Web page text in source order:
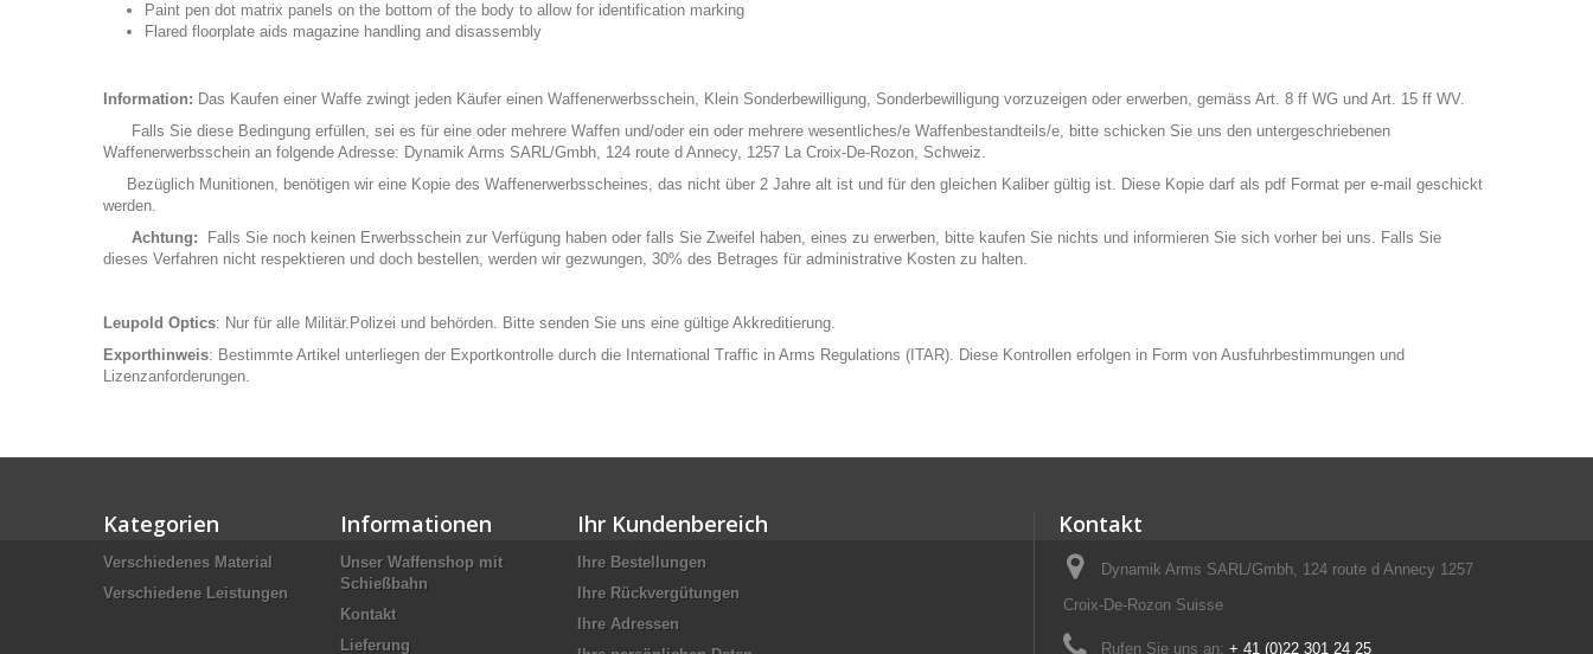
Paint pen dot matrix panels on the bottom of the body to allow for identification marking
Flared floorplate aids magazine handling and disassembly
Information: Das Kaufen einer Waffe zwingt jeden Käufer einen Waffenerwerbsschein, Klein Sonderbewilligung, Sonderbewilligung vorzuzeigen oder erwerben, gemäss Art. 8 ff WG und Art. 15 ff WV.
Falls Sie diese Bedingung erfüllen, sei es für eine oder mehrere Waffen und/oder ein oder mehrere wesentliches/e Waffenbestandteils/e, bitte schicken Sie uns den untergeschriebenen
Waffenerwerbsschein an folgende Adresse: Dynamik Arms SARL/Gmbh, 124 route d Annecy, 1257 La Croix-De-Rozon, Schweiz.
Bezüglich Munitionen, benötigen wir eine Kopie des Waffenerwerbsscheines, das nicht über 2 Jahre alt ist und für den gleichen Kaliber gültig ist. Diese Kopie darf als pdf Format per e-mail geschickt
werden.
Achtung: Falls Sie noch keinen Erwerbsschein zur Verfügung haben oder falls Sie Zweifel haben, eines zu erwerben, bitte kaufen Sie nichts und informieren Sie sich vorher bei uns. Falls Sie
dieses Verfahren nicht respektieren und doch bestellen, werden wir gezwungen, 30% des Betrages für administrative Kosten zu halten.
Leupold Optics: Nur für alle Militär.Polizei und behörden. Bitte senden Sie uns eine gültige Akkreditierung.
Exporthinweis: Bestimmte Artikel unterliegen der Exportkontrolle durch die International Traffic in Arms Regulations (ITAR). Diese Kontrollen erfolgen in Form von Ausfuhrbestimmungen und
Lizenzanforderungen.
Kategorien
Verschiedenes Material
Verschiedene Leistungen
Informationen
Unser Waffenshop mit
Schießbahn
Kontakt
Lieferung
Ihr Kundenbereich
Ihre Bestellungen
Ihre Rückvergütungen
Ihre Adressen
Kontakt
Dynamik Arms SARL/Gmbh, 124 route d Annecy 1257
Croix-De-Rozon Suisse
Rufen Sie uns an: + 41 (0)22 301 24 25